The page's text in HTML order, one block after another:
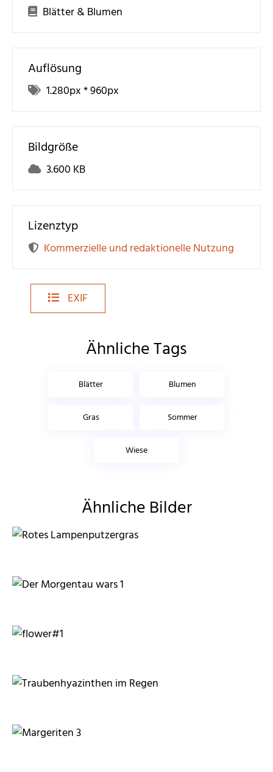
Blätter & Blumen
Auflösung
1.280px *960px
Bildgröße
3.600 KB
Lizenztyp
Kommerzielle und redaktionelle Nutzung
EXIF
Ähnliche Tags
Blätter Blumen
Gras Sommer
Wiese
Ähnliche Bilder